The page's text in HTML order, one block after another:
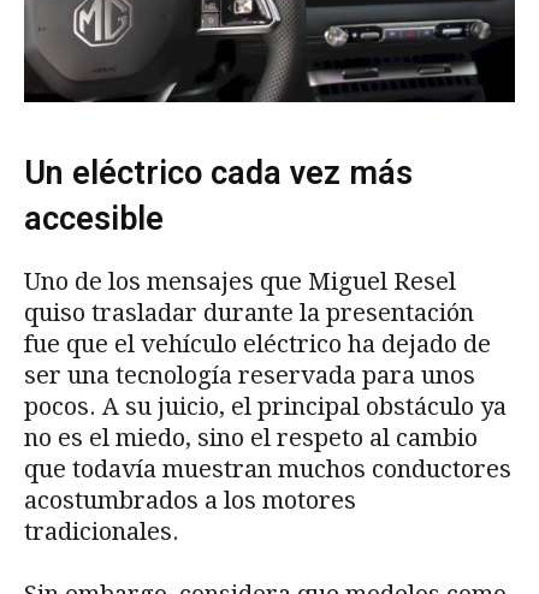
Un eléctrico cada vez más
accesible
Uno de los mensajes que Miguel Resel
quiso trasladar durante la presentación
fue que el vehículo eléctrico ha dejado de
ser una tecnología reservada para unos
pocos. A su juicio, el principal obstáculo ya
no es el miedo, sino el respeto al cambio
que todavía muestran muchos conductores
acostumbrados a los motores
tradicionales.